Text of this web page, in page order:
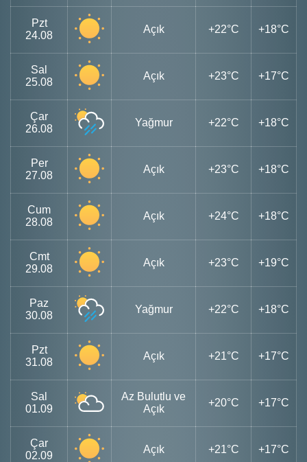
Pzt
24.08
Açık +22°C +18°C
Sal
25.08
Açık +23°C +17°C
Çar
26.08
Yağmur +22°C +18°C
Per
27.08
Açık +23°C +18°C
Cum
28.08
Açık +24°C +18°C
Cmt
29.08
Açık +23°C +19°C
Paz
30.08
Yağmur +22°C +18°C
Pzt
31.08
Açık +21°C +17°C
Sal
01.09
Az Bulutlu ve
Açık
+20°C +17°C
Çar
02.09
Açık +21°C +17°C